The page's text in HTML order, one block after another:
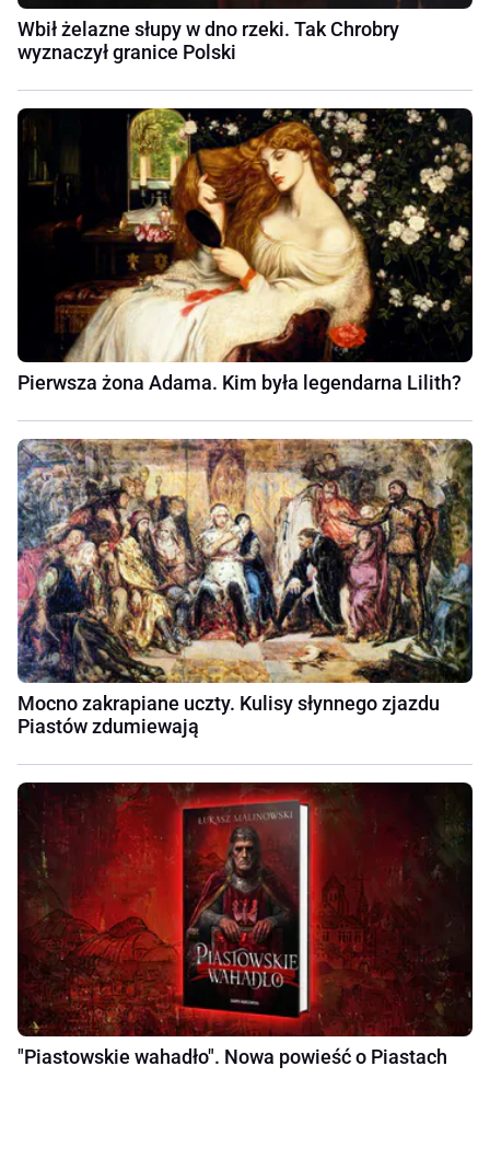
Wbił żelazne słupy w dno rzeki. Tak Chrobry
wyznaczył granice Polski
Pierwsza żona Adama. Kim była legendarna Lilith?
Mocno zakrapiane uczty. Kulisy słynnego zjazdu
Piastów zdumiewają
"Piastowskie wahadło". Nowa powieść o Piastach